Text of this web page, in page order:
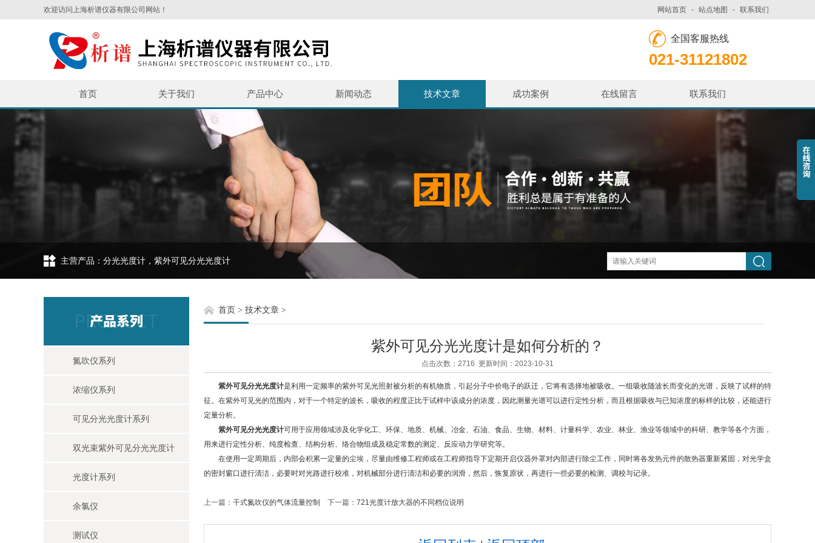
欢迎访问上海析谱仪器有限公司网站！ 网站首页 - 站点地图 - 联系我们
全国客服热线
021-31121802
首页 关于我们 产品中心 新闻动态 技术文章 成功案例 在线留言 联系我们
主营产品：分光光度计，紫外可见分光光度计
氮吹仪系列
浓缩仪系列
可见分光光度计系列
双光束紫外可见分光光度计
光度计系列
余氯仪
测试仪
首页 > 技术文章 >
紫外可见分光光度计是如何分析的？
点击次数：2716 更新时间：2023-10-31
紫外可见分光光度计是利用一定频率的紫外可见光照射被分析的有机物质，引起分子中价电子的跃迁，它将有选择地被吸收。一组吸收随波长而变化的光谱，反映了试样的特
征。在紫外可见光的范围内，对于一个特定的波长，吸收的程度正比于试样中该成分的浓度，因此测量光谱可以进行定性分析，而且根据吸收与已知浓度的标样的比较，还能进行
定量分析。
紫外可见分光光度计可用于应用领域涉及化学化工、环保、地质、机械、冶金、石油、食品、生物、材料、计量科学、农业、林业、渔业等领域中的科研、教学等各个方面，
用来进行定性分析、纯度检查、结构分析、络合物组成及稳定常数的测定、反应动力学研究等。
在使用一定周期后，内部会积累一定量的尘埃，尽量由维修工程师或在工程师指导下定期开启仪器外罩对内部进行除尘工作，同时将各发热元件的散热器重新紧固，对光学盒
的密封窗口进行清洁，必要时对光路进行校准，对机械部分进行清洁和必要的润滑，然后，恢复原状，再进行一些必要的检测、调校与记录。
上一篇： 干式氮吹仪的气体流量控制 下一篇： 721光度计放大器的不同档位说明